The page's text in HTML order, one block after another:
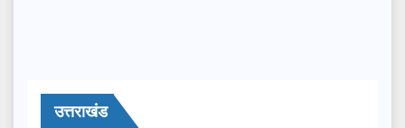
उत्तराखंड